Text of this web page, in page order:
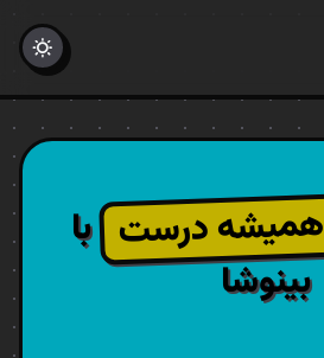
همیشه درست با
بینوشا